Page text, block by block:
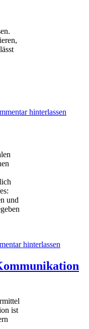
hinterlassen
und
hinterlassen
ist